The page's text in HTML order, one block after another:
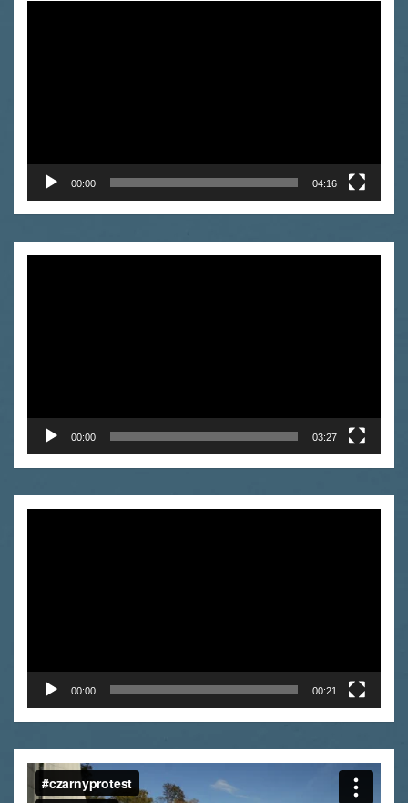
00:00 04:16
00:00 03:27
00:00 00:21
Odtwarzacz
video